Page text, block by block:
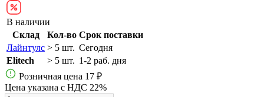
В наличии
Склад
Кол-во Срок поставки
Лайнтулс > 5 шт. Сегодня
Elitech
> 5 шт. 1-2 раб. дня
Розничная цена 17 ₽
Цена указана с НДС 22%